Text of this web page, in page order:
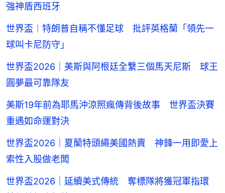
強神盾西班牙
世界盃︱特朗普自稱不懂足球 批評英格蘭「領先一
球叫卡尼防守」
世界盃2026｜美斯與阿根廷全繫三個馬天尼斯 球王
圓夢最可靠隊友
美斯19年前為耶馬沖涼照瘋傳背後故事 世界盃決賽
重遇如命運對決
世界盃2026｜夏蘭特頭繩美國熱賣 神鋒一用即愛上
索性入股做老闆
世界盃2026｜延續美式傳統 奪標隊將獲冠軍指環